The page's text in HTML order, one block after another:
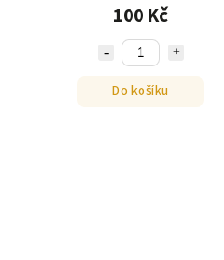
100 Kč
Do košíku